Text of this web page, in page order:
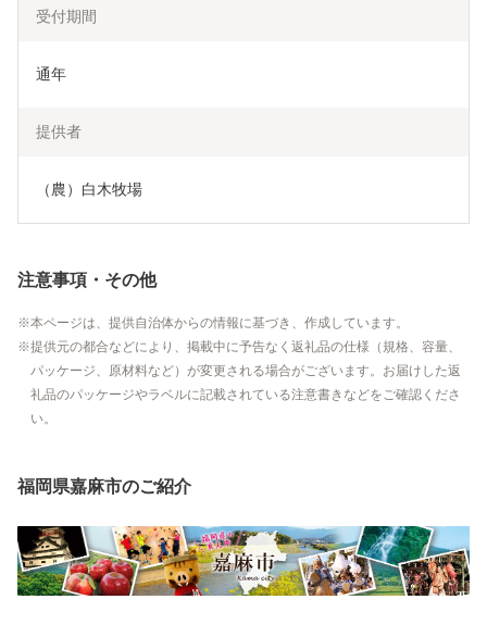
受付期間
通年
提供者
（農）白木牧場
注意事項・その他
本ページは、提供自治体からの情報に基づき、作成しています。
提供元の都合などにより、掲載中に予告なく返礼品の仕様（規格、容量、
パッケージ、原材料など）が変更される場合がございます。お届けした返
礼品のパッケージやラベルに記載されている注意書きなどをご確認くださ
い。
福岡県嘉麻市のご紹介